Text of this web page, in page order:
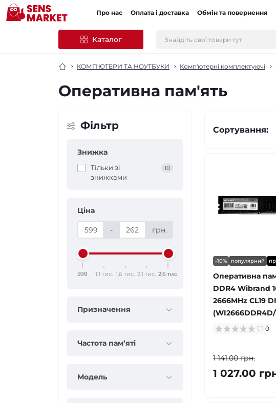
Про нас Оплата і доставка Обмін та повернення
Каталог
КОМП'ЮТЕРИ ТА НОУТБУКИ Комп'ютерні комплектуючі
Оперативна пам'ять
Фільтр
Знижка
Тільки зі
знижками
10
Ціна
- грн.
599 1,1 тис. 1,6 тис. 2,1 тис. 2,6 тис.
Призначення
Частота пам’яті
Модель
Сортування:
-10% популярний
Оперативна
DDR4 Wibrand
2666MHz CL19
(WI2666DDR4D/
0
1 141.00 грн.
1 027.00